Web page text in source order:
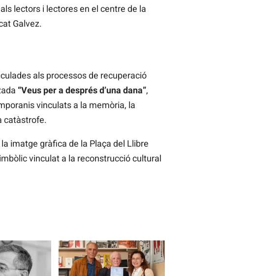
lectors i lectores en el centre de la
Galvez.
als processos de recuperació
“Veus per a després d’una dana”,
vinculats a la memòria, la
catàstrofe.
imatge gràfica de la Plaça del Llibre
vinculat a la reconstrucció cultural